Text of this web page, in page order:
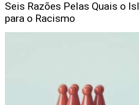
Seis Razões Pelas Quais o
para o Racismo